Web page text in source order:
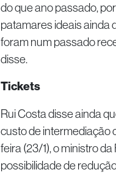
do que ano passado,
patamares ideais ainda
foram num passado
disse.
Tickets
Rui Costa disse ainda
custo de intermediação
feira (23/1), o ministro
possibilidade de